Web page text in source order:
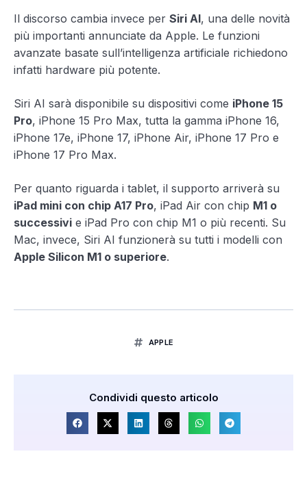
Il discorso cambia invece per Siri AI, una delle novità
più importanti annunciate da Apple. Le funzioni
avanzate basate sull’intelligenza artificiale richiedono
infatti hardware più potente.
Siri AI sarà disponibile su dispositivi come iPhone 15
Pro, iPhone 15 Pro Max, tutta la gamma iPhone 16,
iPhone 17e, iPhone 17, iPhone Air, iPhone 17 Pro e
iPhone 17 Pro Max.
Per quanto riguarda i tablet, il supporto arriverà su
iPad mini con chip A17 Pro, iPad Air con chip M1 o
successivi e iPad Pro con chip M1 o più recenti. Su
Mac, invece, Siri AI funzionerà su tutti i modelli con
Apple Silicon M1 o superiore.
APPLE
Condividi questo articolo